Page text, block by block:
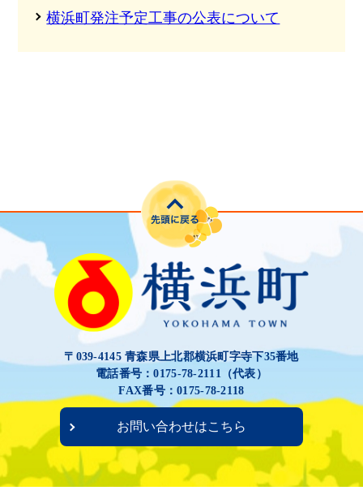
横浜町発注予定工事の公表について
〒039-4145 青森県上北郡横浜町字寺下35番地
電話番号：0175-78-2111（代表）
FAX番号：0175-78-2118
お問い合わせはこちら